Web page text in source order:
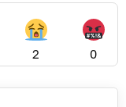
2 0